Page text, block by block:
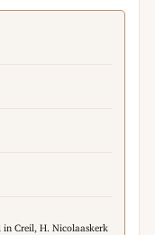
in Creil, H. Nicolaaskerk